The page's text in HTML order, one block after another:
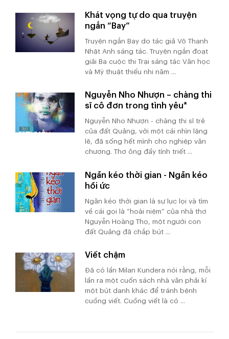
Khát vọng tự do qua truyện
ngắn “Bay”
Truyện ngắn Bay do tác giả Võ Thanh
Nhật Anh sáng tác. Truyện ngắn đoạt
giải Ba cuộc thi Trại sáng tác Văn học
và Mỹ thuật thiếu nhi năm ...
Nguyễn Nho Nhượn – chàng thi
sĩ cô đơn trong tình yêu*
Nguyễn Nho Nhượn - chàng thi sĩ trẻ
của đất Quảng, với một cái nhìn lặng
lẽ, đã sống hết mình cho nghiệp văn
chương. Thơ ông đầy tính triết ...
Ngăn kéo thời gian - Ngăn kéo
hồi ức
Ngăn kéo thời gian là sự lục lọi và tìm
về cái gọi là “hoài niệm” của nhà thơ
Nguyễn Hoàng Thọ, một người con
đất Quảng đã chắp bút ...
Viết chậm
Đã có lần Milan Kundera nói rằng, mỗi
lần ra một cuốn sách nhà văn phải kí
một bút danh khác để tránh bệnh
cuồng viết. Cuồng viết là có ...